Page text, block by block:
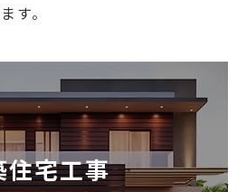
す。
住宅工事